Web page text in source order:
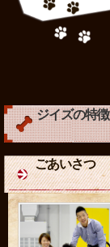
ジイズの特徴
ごあいさつ